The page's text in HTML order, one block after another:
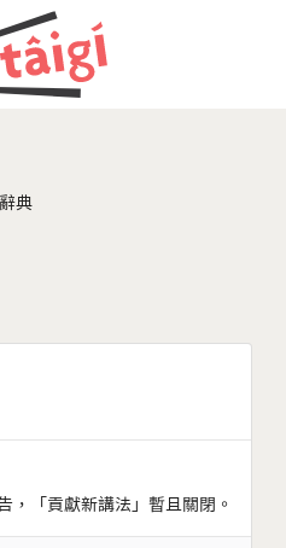
典
，「貢獻新講法」暫且關閉。